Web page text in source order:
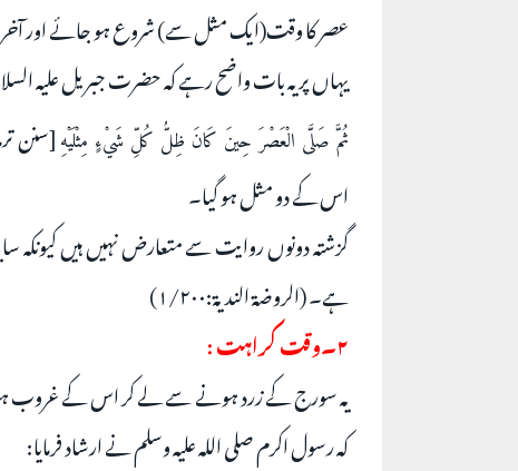
عصر کا وقت(ایک مثل سے) شروع ہو جائے اور
یہاں پر یہ بات واضح رہے کہ حضرت جبریل علیہ
ثُمَّ صَلَّى الْعَصْرَ حِينَ كَانَ ظِلُّ كُلِّ شَيْءٍ مِثْلَيْهِ
اس کے دو مثل ہو گیا۔
گزشتہ دونوں روایت سے متعارض نہیں ہیں کیونکہ
ہے۔ (الروضۃ النديۃ:۱/۲۰۰)
۲۔وقت کراہت :
یہ سورج کے زرد ہونے سے لے کر اس کے غروب
کہ رسول اکرم صلی اللہ علیہ وسلم نے ارشاد فرمایا: